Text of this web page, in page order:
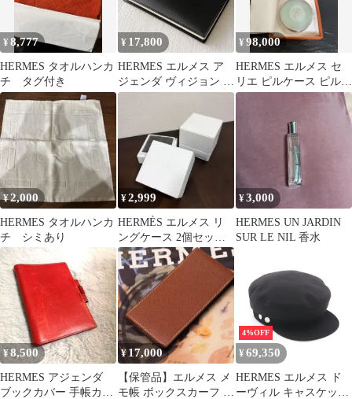
¥8,777
HERMES タオルハンカ
チ タグ付き
¥ 17,800
HERMES エルメス ア
ジェンダ ヴィジョン ブ
ラック 手帳カバー
¥98,000
HERMES エルメス セ
リエ ピルケース ピルデ
ィスペンサー ヴィン
¥ 2,000
HERMES タオルハンカ
チ シミあり
¥2,999
HERMÈS エルメス リ
ングケース 2個セット
アリアンヌ購入時 美品
¥3,000
HERMES UN JARDIN
SUR LE NIL 香水
¥8,500
HERMES アジェンダ
ブックカバー 手帳カバ
¥ 17,000
【保管品】エルメス メ
モ帳 ボックスカーフ ゴ
4%OFF
¥ 69,350
HERMES エルメス ド
ーヴィル キャスケット